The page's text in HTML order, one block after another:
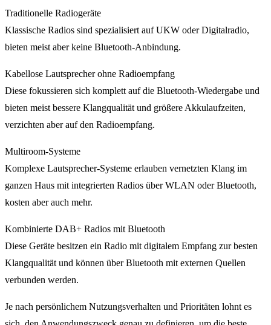
Traditionelle Radiogeräte
Klassische Radios sind spezialisiert auf UKW oder Digitalradio,
bieten meist aber keine Bluetooth-Anbindung.
Kabellose Lautsprecher ohne Radioempfang
Diese fokussieren sich komplett auf die Bluetooth-Wiedergabe und
bieten meist bessere Klangqualität und größere Akkulaufzeiten,
verzichten aber auf den Radioempfang.
Multiroom-Systeme
Komplexe Lautsprecher-Systeme erlauben vernetzten Klang im
ganzen Haus mit integrierten Radios über WLAN oder Bluetooth,
kosten aber auch mehr.
Kombinierte DAB+ Radios mit Bluetooth
Diese Geräte besitzen ein Radio mit digitalem Empfang zur besten
Klangqualität und können über Bluetooth mit externen Quellen
verbunden werden.
Je nach persönlichem Nutzungsverhalten und Prioritäten lohnt es